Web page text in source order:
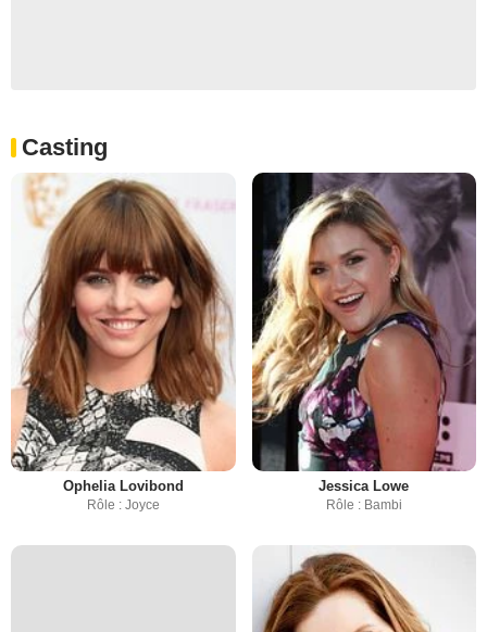
Casting
Ophelia Lovibond
Rôle : Joyce
Jessica Lowe
Rôle : Bambi